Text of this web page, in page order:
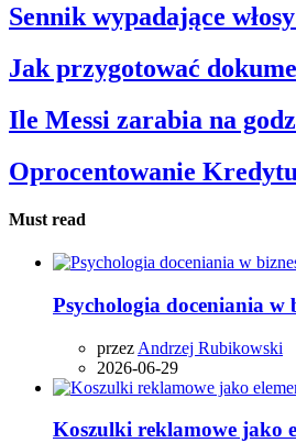
Sennik wypadające
Jak przygotować
Ile Messi zarabia na
Oprocentowanie
Must read
Psychologia doceniania w
przez Andrzej Rubikowski
2026-06-29
Koszulki reklamowe jako